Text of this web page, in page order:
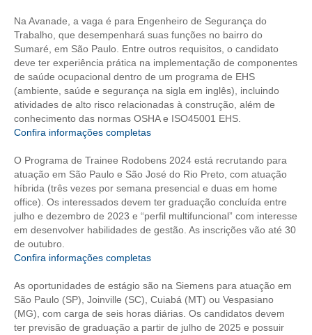
CONSULTORIA
ACORDOS, CONVENÇÕES E DISSÍDIOS
CONTRIBUIÇÕES
CONTRIBUIÇÃO ASSISTENCIAL
CONTRIBUIÇÃO SINDICAL URBANA
REVISÃO DE APOSENTADORIA
FGTS EXPURGOS
LEGISLAÇÃO
LEI 4.950-A/1966 – PISO SALARIAL
Na Avanade, a vaga é para Engenheiro de Segurança do
Trabalho, que desempenhará suas funções no bairro do
Sumaré, em São Paulo. Entre outros requisitos, o candidato
deve ter experiência prática na implementação de componentes
de saúde ocupacional dentro de um programa de EHS
(ambiente, saúde e segurança na sigla em inglês), incluindo
atividades de alto risco relacionadas à construção, além de
conhecimento das normas OSHA e ISO45001 EHS.
Confira informações completas
O Programa de Trainee Rodobens 2024 está recrutando para
atuação em São Paulo e São José do Rio Preto, com atuação
híbrida (três vezes por semana presencial e duas em home
office). Os interessados devem ter graduação concluída entre
julho e dezembro de 2023 e “perfil multifuncional” com interesse
em desenvolver habilidades de gestão. As inscrições vão até 30
de outubro.
Confira informações completas
As oportunidades de estágio são na Siemens para atuação em
São Paulo (SP), Joinville (SC), Cuiabá (MT) ou Vespasiano
(MG), com carga de seis horas diárias. Os candidatos devem
ter previsão de graduação a partir de julho de 2025 e possuir